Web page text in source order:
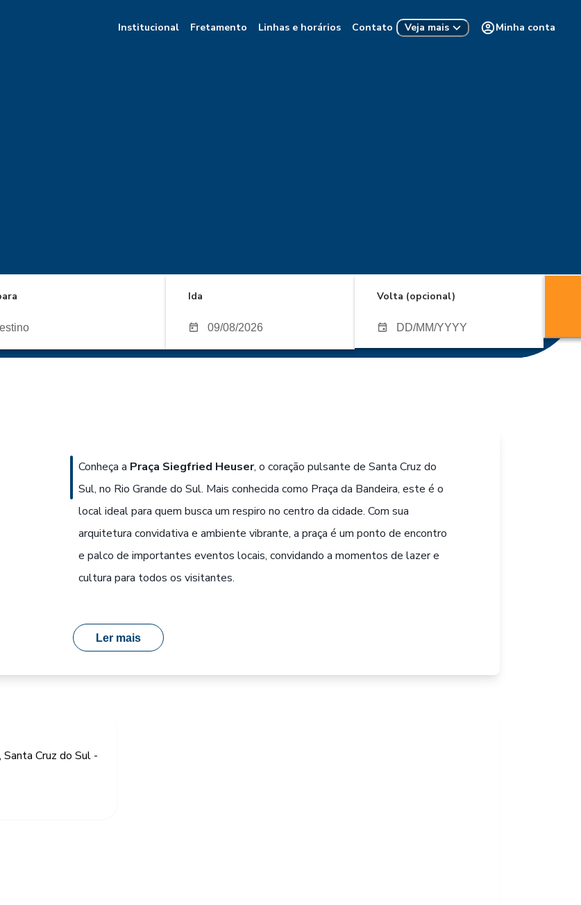
Institucional Fretamento Linhas e horários Contato Veja mais Minha conta
Ida Volta (opcional)
Conheça a Praça Siegfried Heuser, o coração pulsante de Santa Cruz do
Sul, no Rio Grande do Sul. Mais conhecida como Praça da Bandeira, este é o
local ideal para quem busca um respiro no centro da cidade. Com sua
arquitetura convidativa e ambiente vibrante, a praça é um ponto de encontro
e palco de importantes eventos locais, convidando a momentos de lazer e
cultura para todos os visitantes.
Ler mais
Cruz do Sul -